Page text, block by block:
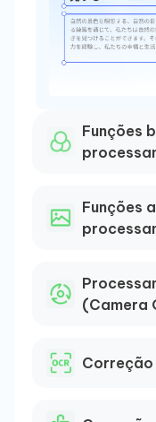
Funções
Funções
(Camera
Correção